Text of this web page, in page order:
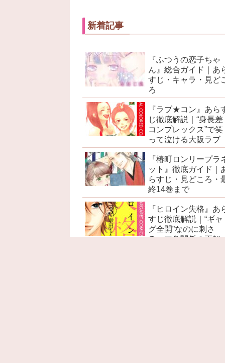
新着記事
『ふつうの恋子ちゃ
ん』総合ガイド｜あ
すじ・キャラ・見ど
ろ
『ラブ★コン』あら
じ徹底解説｜“身長差
コンプレックス”で笑
って泣ける大阪ラブ
『椿町ロンリープラ
ット』徹底ガイド｜
らすじ・見どころ・
終14巻まで
『ヒロイン失格』あ
すじ徹底解説｜“ギャ
グ全開”なのに刺さ
る、三角関係の正解